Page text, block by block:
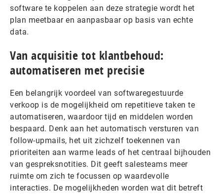
software te koppelen aan deze strategie wordt het
plan meetbaar en aanpasbaar op basis van echte
data.
Van acquisitie tot klantbehoud:
automatiseren met precisie
Een belangrijk voordeel van softwaregestuurde
verkoop is de mogelijkheid om repetitieve taken te
automatiseren, waardoor tijd en middelen worden
bespaard. Denk aan het automatisch versturen van
follow-upmails, het uit zichzelf toekennen van
prioriteiten aan warme leads of het centraal bijhouden
van gespreksnotities. Dit geeft salesteams meer
ruimte om zich te focussen op waardevolle
interacties. De mogelijkheden worden wat dit betreft